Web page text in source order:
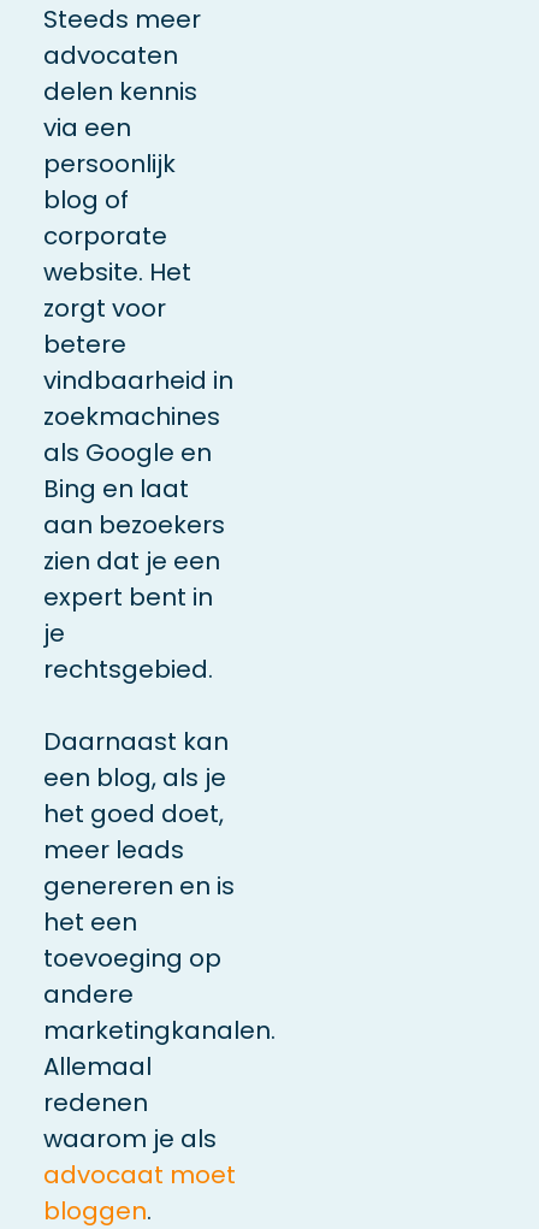
Steeds meer
advocaten
delen kennis
via een
persoonlijk
blog of
corporate
website. Het
zorgt voor
betere
vindbaarheid in
zoekmachines
als Google en
Bing en laat
aan bezoekers
zien dat je een
expert bent in
je
rechtsgebied.
Daarnaast kan
een blog, als je
het goed doet,
meer leads
genereren en is
het een
toevoeging op
andere
marketingkanalen.
Allemaal
redenen
waarom je als
advocaat moet
bloggen.